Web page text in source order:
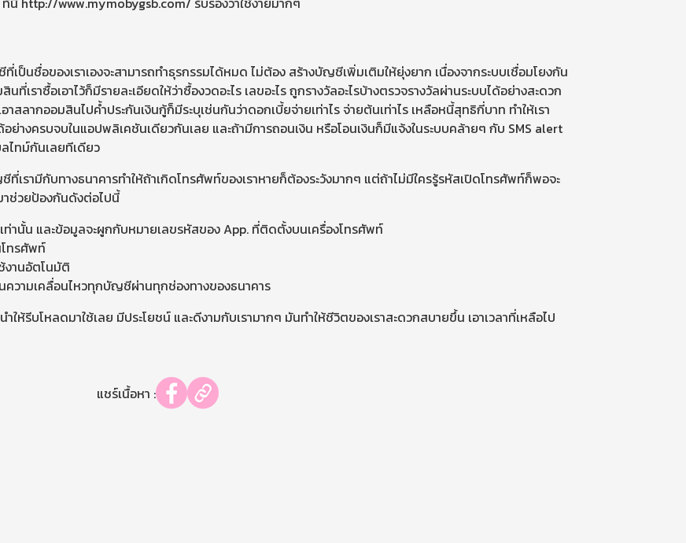
ป็นชื่อของเราเองจะสามารถทำธุรกรรมได้หมด ไม่ต้อง สร้างบัญชีเพิ่มเติมให้ยุ่งยาก เนื่องจากระบบเชื่อมโยงกัน
เราซื้อเอาไว้ก็มีรายละเอียดให้ว่าซื้องวดอะไร เลขอะไร ถูกรางวัลอะไรบ้างตรวจรางวัลผ่านระบบได้อย่างสะดวก
สลากออมสินไปค้ำประกันเงินกู้ก็มีระบุเช่นกันว่าดอกเบี้ยจ่ายเท่าไร จ่ายต้นเท่าไร เหลือหนี้สุทธิกี่บาท ทำให้เรา
อย่างครบจบในแอปพลิเคชันเดียวกันเลย และถ้ามีการถอนเงิน หรือโอนเงินก็มีแจ้งในระบบคล้ายๆ กับ SMS alert
ไทม์กันเลยทีเดียว
รามีกับทางธนาคารทำให้ถ้าเกิดโทรศัพท์ของเราหายก็ต้องระวังมากๆ แต่ถ้าไม่มีใครรู้รหัสเปิดโทรศัพท์ก็พอจะ
าช่วยป้องกันดังต่อไปนี้
เท่านั้น และข้อมูลจะผูกกับหมายเลขรหัสของ App. ที่ติดตั้งบนเครื่องโทรศัพท์
ทรศัพท์
งานอัตโนมัติ
ความเคลื่อนไหวทุกบัญชีผ่านทุกช่องทางของธนาคาร
ห้รีบโหลดมาใช้เลย มีประโยชน์ และดีงามกับเรามากๆ มันทำให้ชีวิตของเราสะดวกสบายขึ้น เอาเวลาที่เหลือไป
แชร์เนื้อหา :